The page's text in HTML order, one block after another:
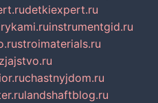
detkiexpert.ru
instrumentgid.ru
stroimaterials.ru
chastnyjdom.ru
landshaftblog.ru